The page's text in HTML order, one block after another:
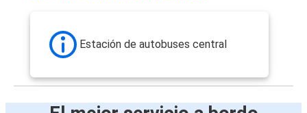
Estación de autobuses central